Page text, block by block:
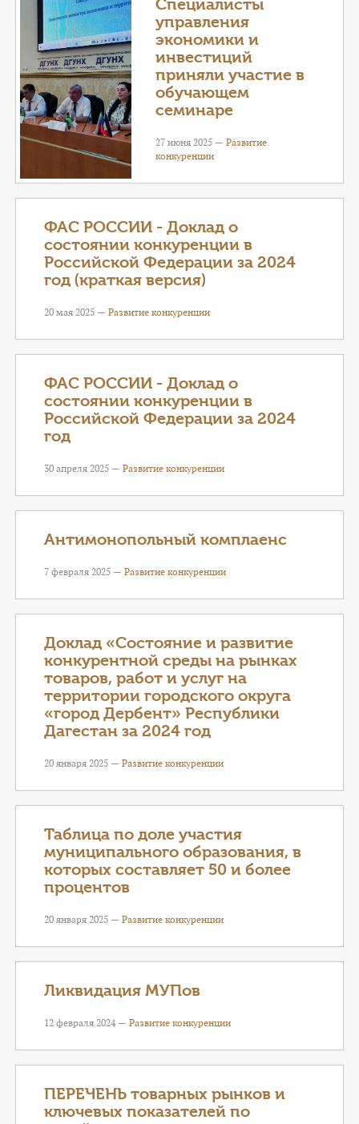
Специалисты
управления
экономики и
инвестиций
приняли участие в
обучающем
семинаре
27 июня 2025 —Развитие
конкуренции
ФАС РОССИИ - Доклад о
состоянии конкуренции в
Российской Федерации за 2024
год (краткая версия)
20 мая 2025 — Развитие конкуренции
ФАС РОССИИ - Доклад о
состоянии конкуренции в
Российской Федерации за 2024
год
30 апреля 2025 — Развитие конкуренции
Антимонопольный комплаенс
7 февраля 2025 — Развитие конкуренции
Доклад «Состояние и развитие
конкурентной среды на рынках
товаров, работ и услуг на
территории городского округа
«город Дербент» Республики
Дагестан за 2024 год
20 января 2025 — Развитие конкуренции
Таблица по доле участия
муниципального образования, в
которых составляет 50 и более
процентов
20 января 2025 — Развитие конкуренции
Ликвидация МУПов
12 февраля 2024 — Развитие конкуренции
ПЕРЕЧЕНЬ товарных рынков и
ключевых показателей по